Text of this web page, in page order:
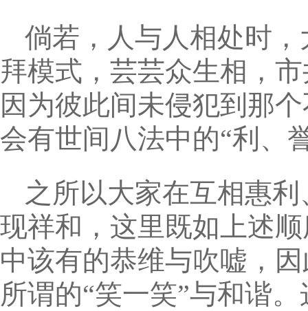
倘若，人与人相处时
拜模式，芸芸众生相，
因为彼此间未侵犯到那
会有世间八法中的“利、
之所以大家在互相惠
现祥和，这里既如上述
中该有的恭维与吹嘘，
所谓的“笑一笑”与和谐